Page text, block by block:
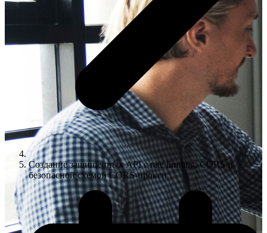
Создание защищённых API с rate limiting, CORS и
безопасной схемой CORS-прокси